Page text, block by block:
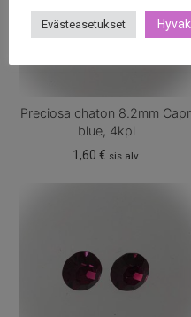
Preciosa chaton 8.2mm
blue, 4kpl
1,60€ sis alv.
Evästeasetukset